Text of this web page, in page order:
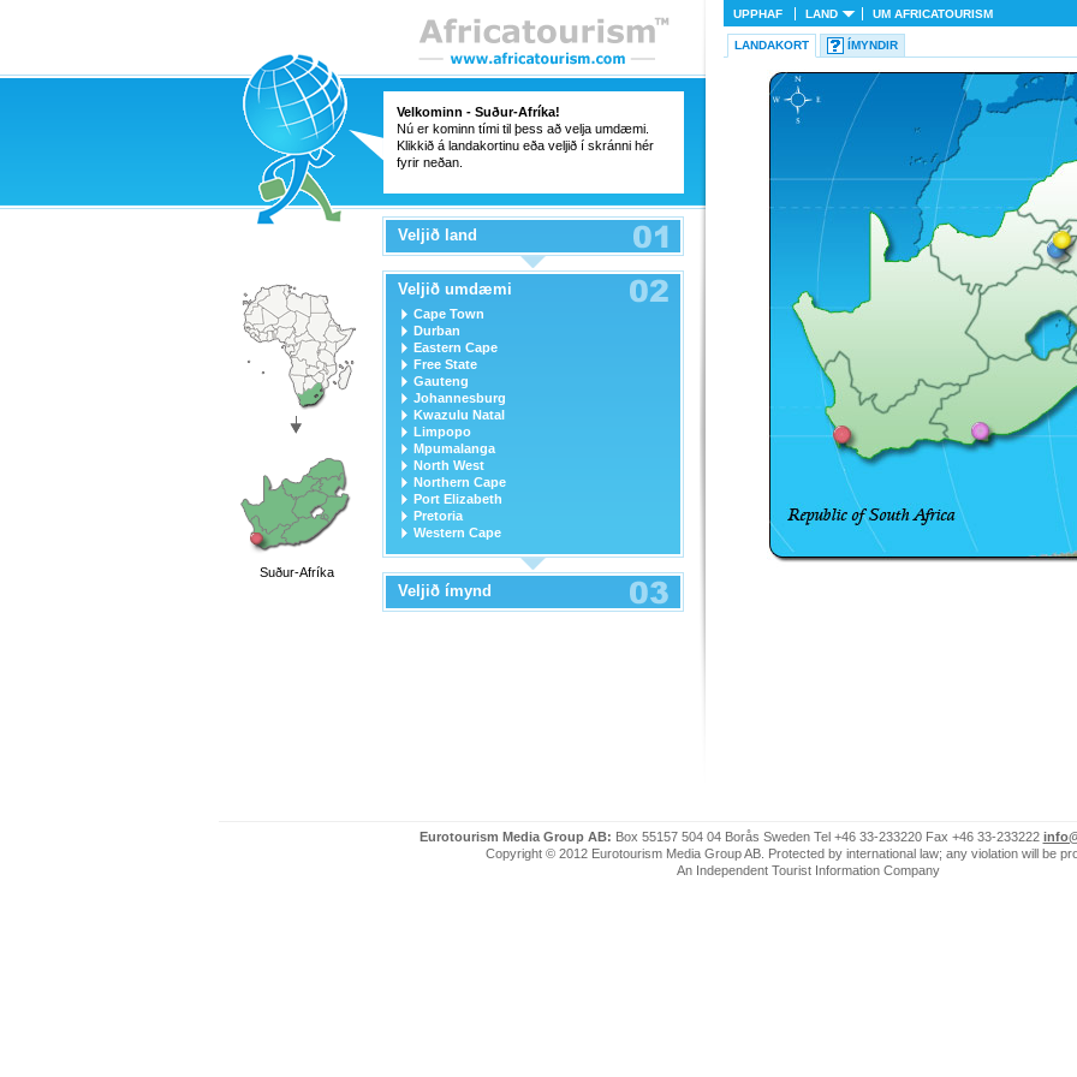
Velkominn - Suður-Afríka!
Nú er kominn tími til þess að velja umdæmi.
Klikkið á landakortinu eða veljið í skránni hér
fyrir neðan.
Suður-Afríka
Veljið land
Veljið umdæmi
Cape Town
Durban
Eastern Cape
Free State
Gauteng
Johannesburg
Kwazulu Natal
Limpopo
Mpumalanga
North West
Northern Cape
Port Elizabeth
Pretoria
Western Cape
Veljið ímynd
UPPHAF LAND UM AFRICATOURISM
LANDAKORT ÍMYNDIR
Eurotourism Media Group AB: Box 55157 504 04 Borås Sweden Tel +46 33-233220 Fax +46 33-233222
Copyright © 2012 Eurotourism Media Group AB. Protected by international law; any violation will be
An Independent Tourist Information Company